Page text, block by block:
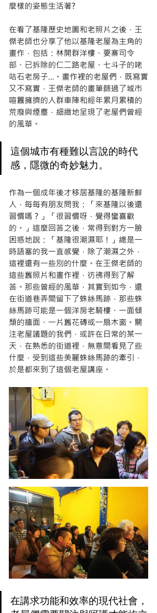
麼樣的姿態生活著?
在看了基隆歷史地圖和老照片之後，王
傑老師也分享了他以基隆老屋為主角的
畫作，包括：林開群洋樓、要寨司令
部、已拆除的仁二路老屋、七斗子的咾
咕石老房子…。畫作裡的老屋們，既寫實
又不寫實，王傑老師的畫筆篩過了城市
喧囂擁擠的人群車陣和經年累月累積的
荒廢與煙塵，細緻地呈現了老屋們曾經
的風華。
這個城市有種難以言說的時代
感，隱微的奇妙魅力。
作為一個成年後才移居基隆的基隆新鮮
人，每每有朋友問我：「來基隆以後還
習慣嗎？」「很習慣呀，覺得蠻喜歡
的。」這麼回答之後，常得到對方一臉
困惑地說：「基隆很潮濕耶！」總是一
時語塞的我一直感覺，除了潮濕之外，
這裡還有一些別的什麼。在王傑老師的
這些舊照片和畫作裡，彷彿得到了解
答。那些曾經的風華，其實到如今，還
在街道巷弄間留下了蛛絲馬跡，那些蛛
絲馬跡可能是一個洋房老騎樓、一面傾
頹的牆面、一片舊花磚或一扇木窗。關
注老屋議題的我們，或許在日常的某一
天，在熟悉的街道裡，無意間看見了些
什麼，受到這些美麗蛛絲馬跡的牽引，
於是都來到了這個老屋講座。
在講求功能和效率的現代社會，